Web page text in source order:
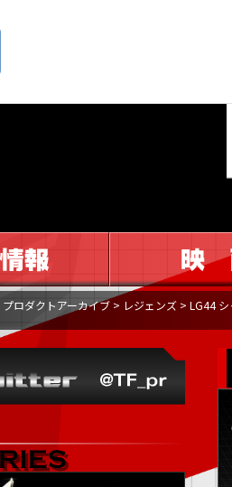
プロダクトアーカイブ > レジェンズ > LG44